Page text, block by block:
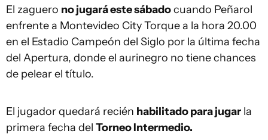
El zaguero no jugará este sábadocuando Peñarol
enfrente a Montevideo City Torque a la hora 20.00
en el Estadio Campeón del Siglo por la última fecha
del Apertura, donde el aurinegro no tiene chances
de pelear el título.
El jugador quedará recién habilitado para jugar la
primera fecha del Torneo Intermedio.